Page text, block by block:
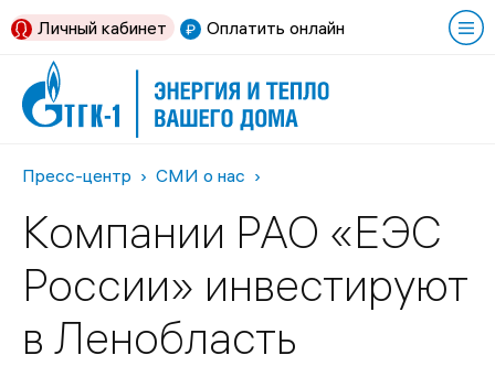
Оплатить онлайн
Личный кабинет
Пресс-центр СМИ о нас
Компании РАО «ЕЭС
России» инвестируют
в Ленобласть